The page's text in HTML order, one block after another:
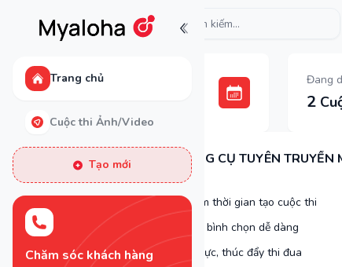
Trang chủ
Cuộc thi Ảnh/Video
Tạo mới
Chăm sóc khách hàng
Mẫu kế hoạch
Sắp diễn ra Đang
2
HÃY SỞ HỮU NGAY CÔNG CỤ TUYÊN TRUYỀN
MYALOHA
Thao tác đơn giản, tiết kiệm thời gian tạo cuộc thi
Nộp bài dự thi và tham gia bình chọn dễ dàng
Xếp hạng theo thời gian thực, thúc đẩy thi đua